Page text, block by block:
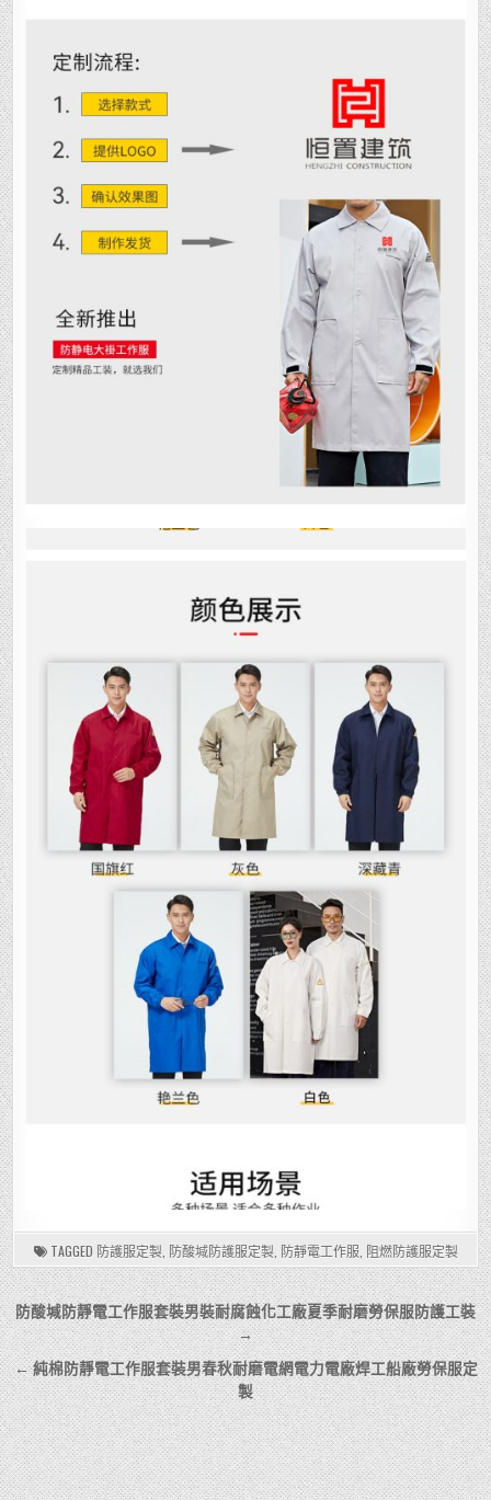
TAGGED 防護服定製, 防酸堿防護服定製, 防靜電工作服 阻燃防護服定製
文
章
導
覽
防酸堿防靜電工作服套裝男裝耐腐蝕化工廠夏季耐磨勞保服防護工裝
→
← 純棉防靜電工作服套裝男春秋耐磨電網電力電廠焊工船廠勞保服定
製